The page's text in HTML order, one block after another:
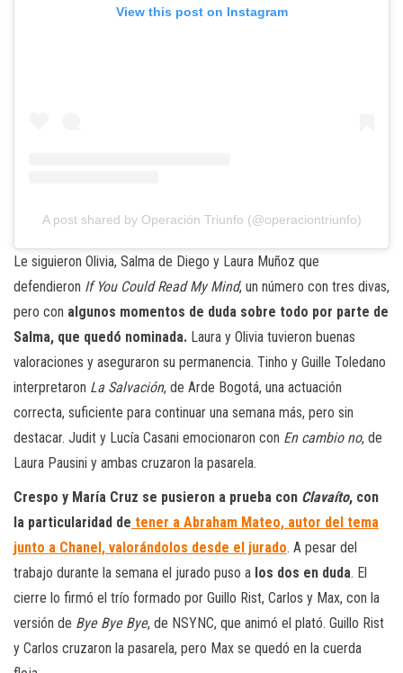
View this post on Instagram
A post shared by Operación Triunfo (@operaciontriunfo)
Le siguieron Olivia, Salma de Diego y Laura Muñoz que
defendieron If You Could Read My Mind, un número con tres divas,
pero con algunos momentos de duda sobre todo por parte de
Salma, que quedó nominada. Laura y Olivia tuvieron buenas
valoraciones y aseguraron su permanencia. Tinho y Guille Toledano
interpretaron La Salvación, de Arde Bogotá, una actuación
correcta, suficiente para continuar una semana más, pero sin
destacar. Judit y Lucía Casani emocionaron con En cambio no, de
Laura Pausini y ambas cruzaron la pasarela.
Crespo y María Cruz se pusieron a prueba con Clavaíto, con
la particularidad de tener a Abraham Mateo, autor del tema
junto a Chanel, valorándolos desde el jurado. A pesar del
trabajo durante la semana el jurado puso a los dos en duda. El
cierre lo firmó el trío formado por Guillo Rist, Carlos y Max, con la
versión de Bye Bye Bye, de NSYNC, que animó el plató. Guillo Rist
y Carlos cruzaron la pasarela, pero Max se quedó en la cuerda